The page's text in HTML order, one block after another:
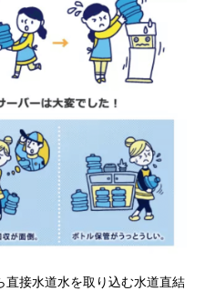
直接水道水を取り込む水道直結